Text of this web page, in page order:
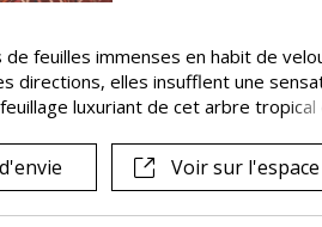
Rouge
Violet
de feuilles immenses en habit de
directions, elles insufflent une
luxuriant de cet arbre
dans des camaïeux de teintes
claires comme pour mieux en
Voir sur